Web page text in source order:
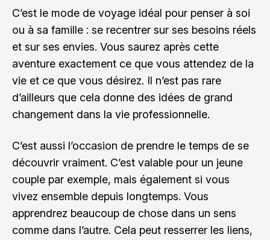
C’est le mode de voyage idéal pour penser à soi
ou à sa famille : se recentrer sur ses besoins réels
et sur ses envies. Vous saurez après cette
aventure exactement ce que vous attendez de la
vie et ce que vous désirez. Il n’est pas rare
d’ailleurs que cela donne des idées de grand
changement dans la vie professionnelle.
C’est aussi l’occasion de prendre le temps de se
découvrir vraiment. C’est valable pour un jeune
couple par exemple, mais également si vous
vivez ensemble depuis longtemps. Vous
apprendrez beaucoup de chose dans un sens
comme dans l’autre. Cela peut resserrer les liens,